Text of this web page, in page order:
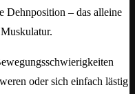
Dehnposition – das alleine
oder sich einfach lästig